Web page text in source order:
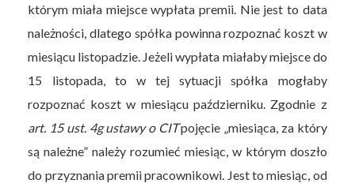
którym miała miejsce wypłata premii. Nie jest to data
należności, dlatego spółka powinna rozpoznać koszt w
miesiącu listopadzie. Jeżeli wypłata miałaby miejsce do
15 listopada, to w tej sytuacji spółka mogłaby
rozpoznać koszt w miesiącu październiku. Zgodnie z
art. 15 ust. 4g ustawy o CITpojęcie „miesiąca, za który
są należne” należy rozumieć miesiąc, w którym doszło
do przyznania premii pracownikowi. Jest to miesiąc, od